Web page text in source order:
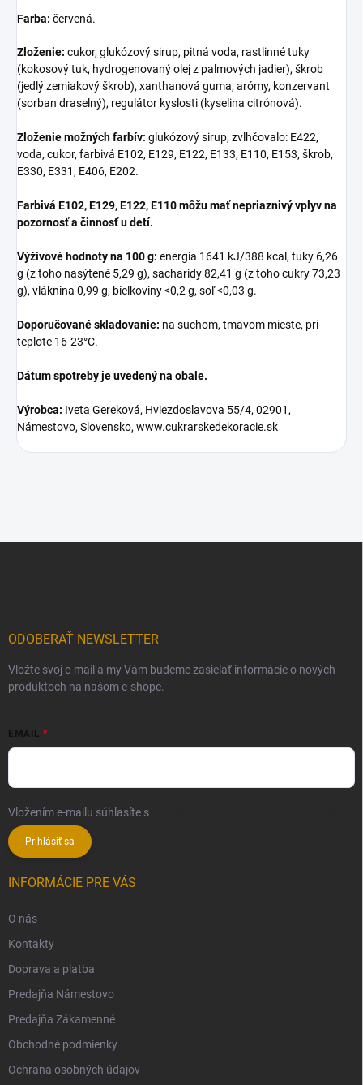
Farba: červená.
Zloženie: cukor, glukózový sirup, pitná voda, rastlinné tuky
(kokosový tuk, hydrogenovaný olej z palmových jadier), škrob
(jedlý zemiakový škrob), xanthanová guma, arómy, konzervant
(sorban draselný), regulátor kyslosti (kyselina citrónová).
Zloženie možných farbív: glukózový sirup, zvlhčovalo: E422,
voda, cukor, farbivá E102, E129, E122, E133, E110, E153, škrob,
E330, E331, E406, E202.
Farbivá E102, E129, E122, E110 môžu mať nepriaznivý vplyv na
pozornosť a činnosť u detí.
Výživové hodnoty na 100 g: energia 1641 kJ/388 kcal, tuky 6,26
g (z toho nasýtené 5,29 g), sacharidy 82,41 g (z toho cukry 73,23
g), vláknina 0,99 g, bielkoviny <0,2 g, soľ <0,03 g.
Doporučované skladovanie: na suchom, tmavom mieste, pri
teplote 16-23°C.
Dátum spotreby je uvedený na obale.
Výrobca: Iveta Gereková, Hviezdoslavova 55/4, 02901,
Námestovo, Slovensko, www.cukrarskedekoracie.sk
ODOBERAŤ NEWSLETTER
Vložte svoj e-mail a my Vám budeme zasielať informácie o nových
produktoch na našom e-shope.
EMAIL
Vložením e-mailu súhlasíte s
Prihlásiť sa
INFORMÁCIE PRE VÁS
O nás
Kontakty
Doprava a platba
Predajňa Námestovo
Predajňa Zákamenné
Obchodné podmienky
Ochrana osobných údajov